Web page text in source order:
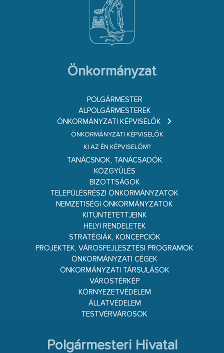
Önkormányzat
POLGÁRMESTER
ALPOLGÁRMESTEREK
ÖNKORMÁNYZATI KÉPVISELŐK
ÖNKORMÁNYZATI KÉPVISELŐK
KI AZ ÉN KÉPVISELŐM?
TANÁCSNOK, TANÁCSADÓK
KÖZGYŰLÉS
BIZOTTSÁGOK
TELEPÜLÉSRÉSZI ÖNKORMÁNYZATOK
NEMZETISÉGI ÖNKORMÁNYZATOK
KITÜNTETETTJEINK
HELYI RENDELETEK
STRATÉGIÁK, KONCEPCIÓK
PROJEKTEK, VÁROSFEJLESZTÉSI PROGRAMOK
ÖNKORMÁNYZATI CÉGEK
ÖNKORMÁNYZATI TÁRSULÁSOK
VÁROSTÉRKÉP
KÖRNYEZETVÉDELEM
ÁLLATVÉDELEM
TESTVÉRVÁROSOK
Polgármesteri Hivatal